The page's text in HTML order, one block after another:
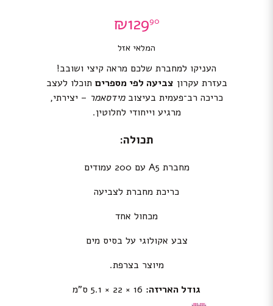
₪12990
המלאי אזל
העניקו למחברת שלכם מראה קיצי ושובב!
בעזרת עקרון צביעה לפי מספרים תוכלו לעצב
כריכה רב־פעמית בעיצובמידסאמר – יצירתי,
מרגיע וייחודי לחלוטין.
תכולה:
מחברת A5 עם 200 עמודים
כריכת מחברת לצביעה
מכחול אחד
צבע אקולוגי על בסיס מים
מיוצר בצרפת.
גודל האריזה: